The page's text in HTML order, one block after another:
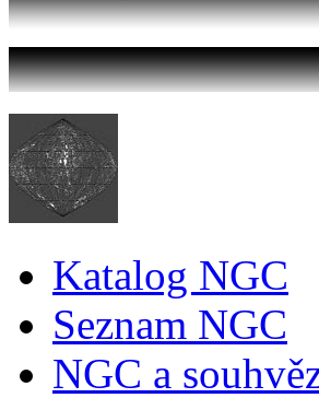
Katalog NGC
Seznam NGC
NGC a